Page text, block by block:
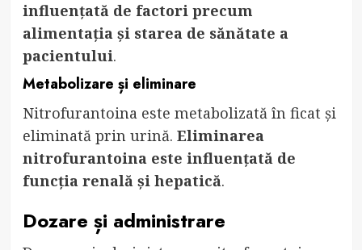
influențată de factori precum
alimentația și starea de sănătate a
pacientului.
Metabolizare și eliminare
Nitrofurantoina este metabolizată în ficat și
eliminată prin urină. Eliminarea
nitrofurantoina este influențată de
funcția renală și hepatică.
Dozare și administrare